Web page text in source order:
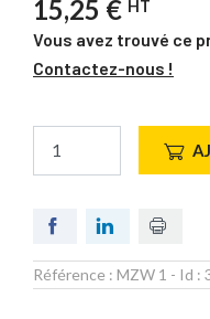
15,25 € HT
Vous avez trouvé ce
Contactez-nous !
Référence : MZW 1 - Id :